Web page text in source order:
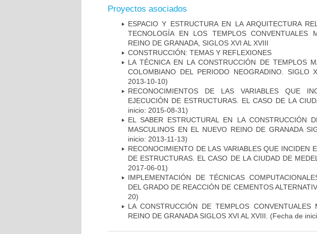
Proyectos asociados
ESPACIO Y ESTRUCTURA EN LA ARQUITECTURA
TECNOLOGÍA EN LOS TEMPLOS CONVENTUALES
REINO DE GRANADA, SIGLOS XVI AL XVIII
CONSTRUCCIÓN: TEMAS Y REFLEXIONES
LA TÉCNICA EN LA CONSTRUCCIÓN DE TEMPLOS
COLOMBIANO DEL PERIODO NEOGRADINO. SIGLO
2013-10-10)
RECONOCIMIENTOS DE LAS VARIABLES QUE
EJECUCIÓN DE ESTRUCTURAS. EL CASO DE LA
inicio: 2015-08-31)
EL SABER ESTRUCTURAL EN LA CONSTRUCCIÓN
MASCULINOS EN EL NUEVO REINO DE GRANADA
inicio: 2013-11-13)
RECONOCIMIENTO DE LAS VARIABLES QUE INCIDEN
DE ESTRUCTURAS. EL CASO DE LA CIUDAD DE
2017-06-01)
IMPLEMENTACIÓN DE TÉCNICAS
DEL GRADO DE REACCIÓN DE CEMENTOS
20)
LA CONSTRUCCIÓN DE TEMPLOS CONVENTUALES
REINO DE GRANADA SIGLOS XVI AL XVIII.
(Fecha de